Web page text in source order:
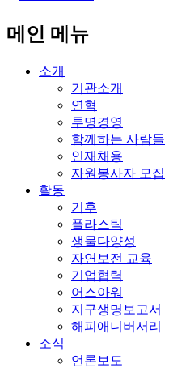
메인 메뉴
소개
기관소개
연혁
투명경영
함께하는 사람들
인재채용
자원봉사자 모집
활동
기후
플라스틱
생물다양성
자연보전 교육
기업협력
어스아워
지구생명보고서
해피애니버서리
소식
언론보도